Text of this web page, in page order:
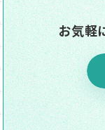
お気軽